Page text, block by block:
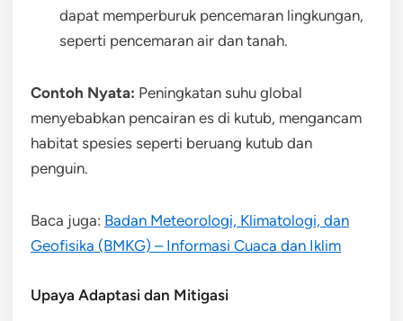
dapat memperburuk pencemaran lingkungan,
seperti pencemaran air dan tanah.
Contoh Nyata: Peningkatan suhu global
menyebabkan pencairan es di kutub, mengancam
habitat spesies seperti beruang kutub dan
penguin.
Baca juga: Badan Meteorologi, Klimatologi, dan
Geofisika (BMKG) – Informasi Cuaca dan Iklim
Upaya Adaptasi dan Mitigasi